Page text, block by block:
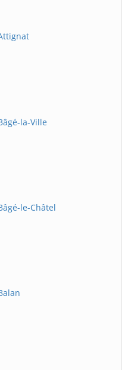
la-Ville
le-Châtel